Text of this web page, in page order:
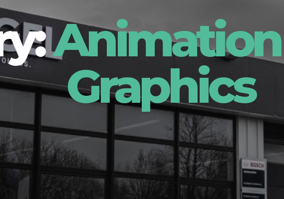
Graphics